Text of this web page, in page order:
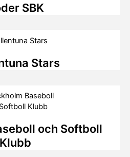
SBK
Stars
och Softboll
Klubb